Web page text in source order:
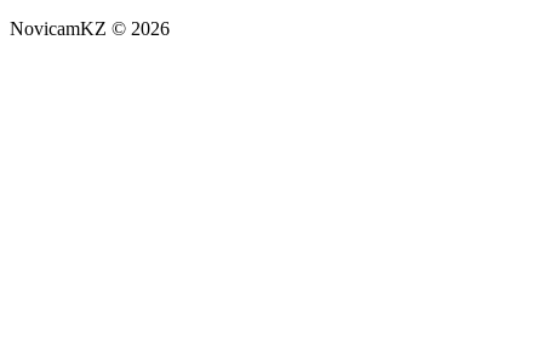
NovicamKZ © 2026